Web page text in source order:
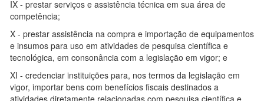
IX - prestar serviços e assistência técnica em sua área de
competência;
X - prestar assistência na compra e importação de equipamentos
e insumos para uso em atividades de pesquisa científica e
tecnológica, em consonância com a legislação em vigor; e
XI - credenciar instituições para, nos termos da legislação em
vigor, importar bens com benefícios fiscais destinados a